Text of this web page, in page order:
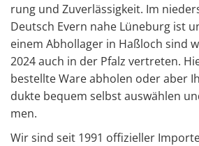
rung und Zu­ver­läs­sig­keit. Im
Deutsch Evern nahe Lü­ne­burg ist
einem Ab­hol­la­ger in Haß­loch sind
2024 auch in der Pfalz ver­tre­ten.
be­stell­te Ware ab­ho­len oder aber
duk­te be­quem selbst aus­wäh­len
men.
Wir sind seit 1991 of­fi­zi­el­ler